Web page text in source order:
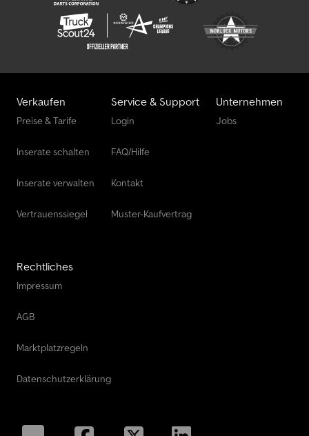
Verkaufen
Preise & Tarife
Inserate schalten
Inserate verwalten
Vertrauenssiegel
Service & Support
Login
FAQ/Hilfe
Kontakt
Muster-Kaufvertrag
Unternehmen
Jobs
Rechtliches
Impressum
AGB
Marktplatzregeln
Datenschutzerklärung